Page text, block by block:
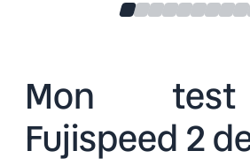
Mon
Fujispeed 2